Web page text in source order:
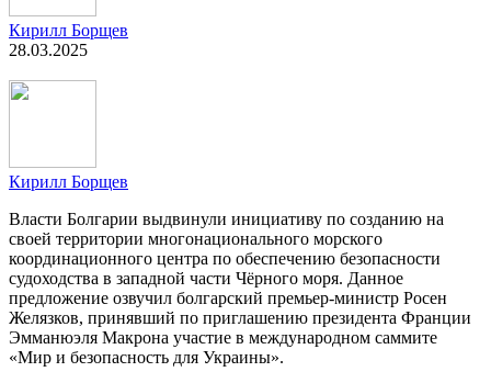
Кирилл Борщев
28.03.2025
Кирилл Борщев
Власти Болгарии выдвинули инициативу по созданию на
своей территории многонационального морского
координационного центра по обеспечению безопасности
судоходства в западной части Чёрного моря. Данное
предложение озвучил болгарский премьер-министр Росен
Желязков, принявший по приглашению президента Франции
Эмманюэля Макрона участие в международном саммите
«Мир и безопасность для Украины».